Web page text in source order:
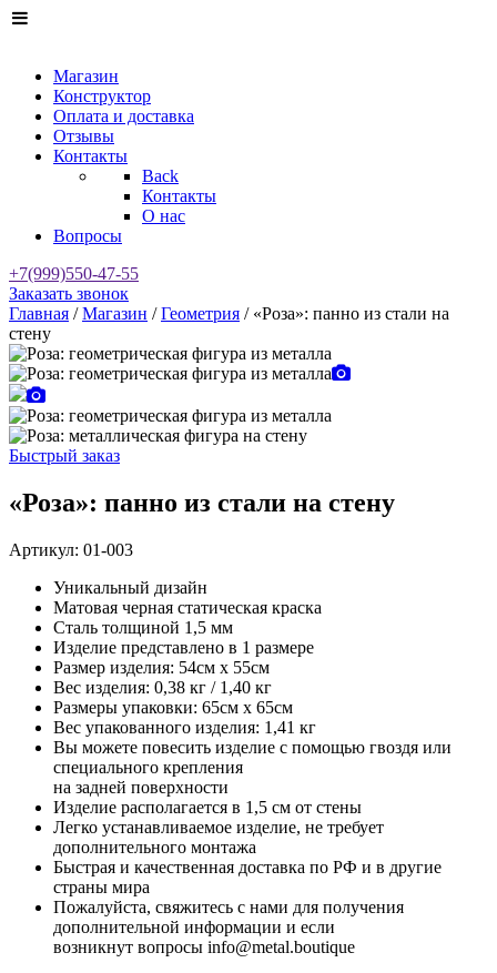
Магазин
Конструктор
Оплата и доставка
Отзывы
Контакты
Back
Контакты
О нас
Вопросы
+7(999)550-47-55
Заказать звонок
Главная /Магазин /Геометрия / «Роза»: панно из стали на
стену
Быстрый заказ
«Роза»: панно из стали на стену
Артикул: 01-003
Уникальный дизайн
Матовая черная статическая краска
Сталь толщиной 1,5 мм
Изделие представлено в 1 размере
Размер изделия: 54см x 55см
Вес изделия: 0,38 кг / 1,40 кг
Размеры упаковки: 65см х 65см
Вес упакованного изделия: 1,41 кг
Вы можете повесить изделие с помощью гвоздя или
специального крепления
на задней поверхности
Изделие располагается в 1,5 см от стены
Легко устанавливаемое изделие, не требует
дополнительного монтажа
Быстрая и качественная доставка по РФ и в другие
страны мира
Пожалуйста, свяжитесь с нами для получения
дополнительной информации и если
возникнут вопросы info@metal.boutique